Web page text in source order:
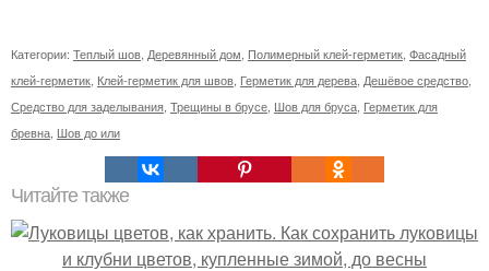
Категории: Теплый шов Деревянный дом Полимерный клей-герметик Фасадный
клей-герметик Клей-герметик для швов Герметик для дерева Дешёвое средство
Средство для заделывания Трещины в брусе Шов для бруса Герметик для
бревна Шов до или
Читайте также